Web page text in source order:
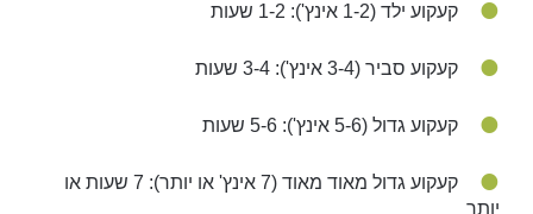
קעקוע ילד (1-2 אינץ'): 1-2 שעות
קעקוע סביר (3-4 אינץ'): 3-4 שעות
קעקוע גדול (5-6 אינץ'): 5-6 שעות
קעקוע גדול מאוד מאוד (7 אינץ' או יותר): 7 שעות או
יותר